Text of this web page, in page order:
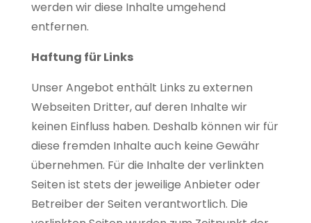
werden wir diese Inhalte umgehend
entfernen.
Haftung für Links
Unser Angebot enthält Links zu externen
Webseiten Dritter, auf deren Inhalte wir
keinen Einfluss haben. Deshalb können wir für
diese fremden Inhalte auch keine Gewähr
übernehmen. Für die Inhalte der verlinkten
Seiten ist stets der jeweilige Anbieter oder
Betreiber der Seiten verantwortlich. Die